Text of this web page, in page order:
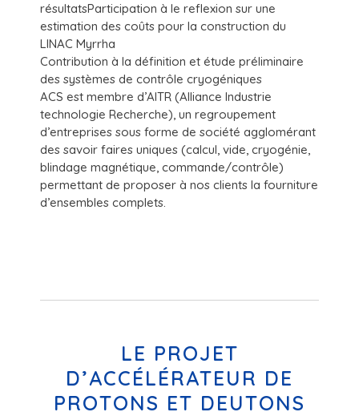
résultatsParticipation à le reflexion sur une
estimation des coûts pour la construction du
LINAC Myrrha
Contribution à la définition et étude préliminaire
des systèmes de contrôle cryogéniques
ACS est membre d’AITR (Alliance Industrie
technologie Recherche), un regroupement
d’entreprises sous forme de société agglomérant
des savoir faires uniques (calcul, vide, cryogénie,
blindage magnétique, commande/contrôle)
permettant de proposer à nos clients la fourniture
d’ensembles complets.
LE PROJET
D’ACCÉLÉRATEUR DE
PROTONS ET DEUTONS